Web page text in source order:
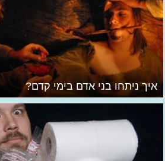
איך ניתחו בני אדם בימי קדם?